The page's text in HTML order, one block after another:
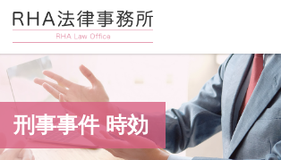
刑事事件 時効